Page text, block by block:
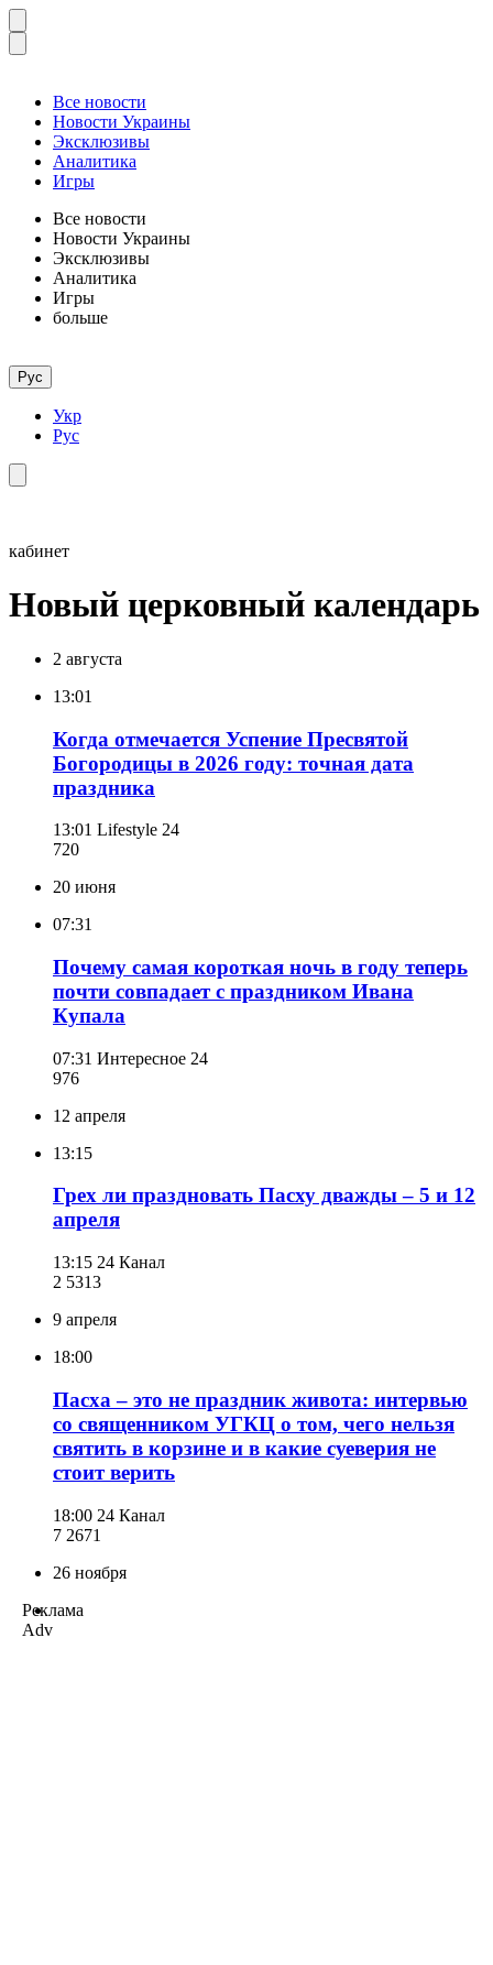
Все новости
Новости Украины
Эксклюзивы
Аналитика
Игры
Все новости
Новости Украины
Эксклюзивы
Аналитика
Игры
больше
Рус
Укр
Рус
кабинет
Новый церковный календарь
2 августа
13:01
Когда отмечается Успение Пресвятой
Богородицы в 2026 году: точная дата
праздника
13:01 Lifestyle 24
720
20 июня
07:31
Почему самая короткая ночь в году теперь
почти совпадает с праздником Ивана
Купала
07:31 Интересное 24
976
12 апреля
13:15
Грех ли праздновать Пасху дважды – 5 и 12
апреля
13:15 24 Канал
2 5313
9 апреля
18:00
Пасха – это не праздник живота: интервью
со священником УГКЦ о том, чего нельзя
святить в корзине и в какие суеверия не
стоит верить
18:00 24 Канал
7 2671
26 ноября
Реклама
Adv